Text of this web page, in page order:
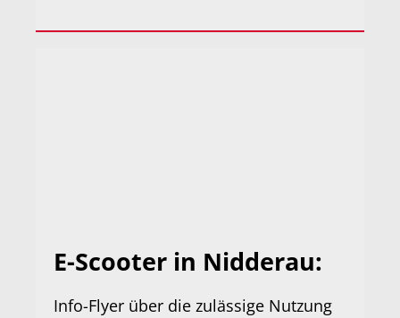
E-Scooter in Nidderau:
Info-Flyer über die zulässige Nutzung